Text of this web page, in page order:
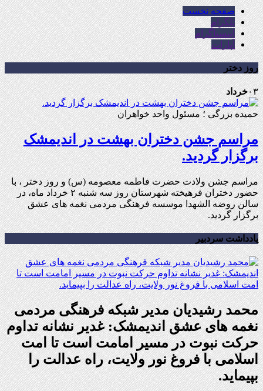
صفحه نخست
تلگرام
اینستاگرام
آپارات
روز دختر
۰۳خرداد
حمیده بزرگی ؛ مسئول واحد خواهران
مراسم جشن دختران بهشت در اندیمشک
برگزار گردید.
مراسم جشن ولادت حضرت فاطمه معصومه (س) و روز دختر ، با
حضور دختران فرهیخته شهرستان روز سه شنبه ۲ خرداد ماه، در
سالن روضه الشهدا موسسه فرهنگی مردمی نغمه های عشق
برگزار گردید.
یادداشت سردبیر
محمد رشیدیان مدیر شبکه فرهنگی مردمی
نغمه های عشق اندیمشک: غدیر نشانه تداوم
حرکت نبوت در مسیر امامت است تا امت
اسلامی با فروغ نور ولایت، راه عدالت را
بپیماید.